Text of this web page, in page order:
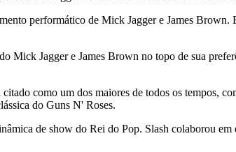
performático de Mick Jagger e James
Mick Jagger e James Brown no topo de sua
como um dos maiores de todos os tempos,
do Guns N' Roses.
de show do Rei do Pop. Slash colaborou